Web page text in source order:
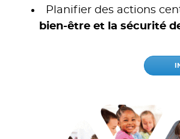
Planifier des actions
bien-être et la sécurité